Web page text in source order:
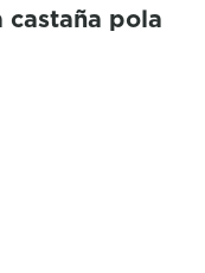
castaña pola